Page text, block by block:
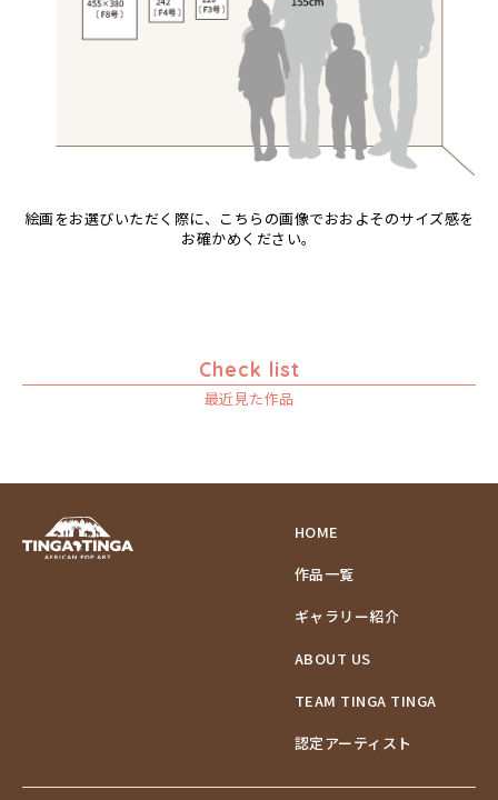
絵画をお選びいただく際に、こちらの画像でおおよそのサイズ感を
お確かめください。
Check list
最近見た作品
HOME
作品一覧
ギャラリー紹介
ABOUT US
TEAM TINGA TINGA
認定アーティスト